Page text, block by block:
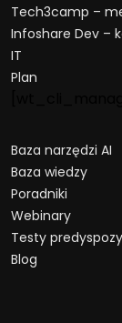
Tech3camp –
Infoshare Dev –
IT
Plan
Baza narzędzi AI
Baza wiedzy
Poradniki
Webinary
Testy
Blog